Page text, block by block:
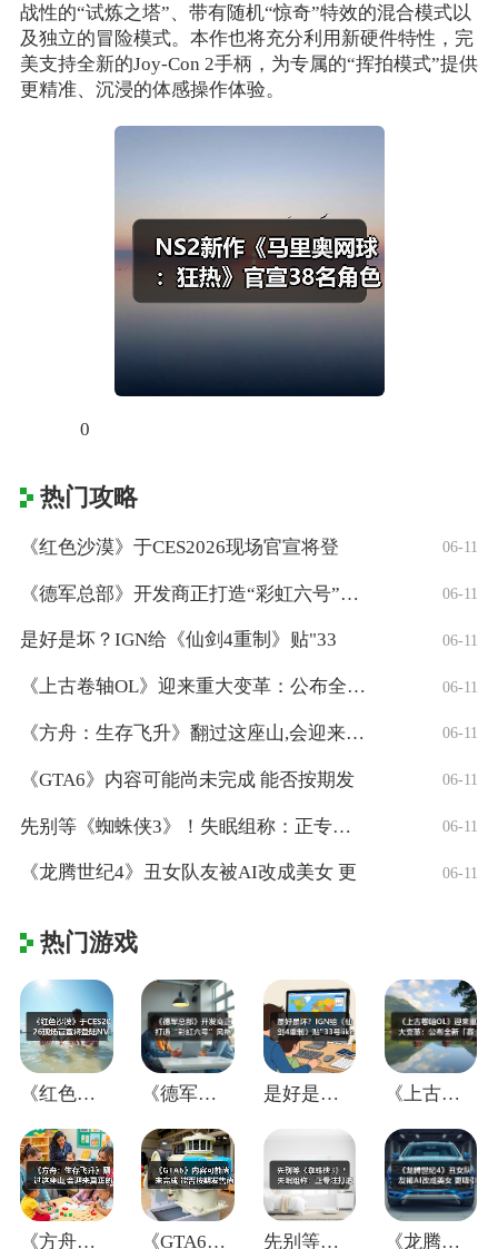
战性的“试炼之塔”、带有随机“惊奇”特效的混合模式以
及独立的冒险模式。本作也将充分利用新硬件特性，完
美支持全新的Joy-Con 2手柄，为专属的“挥拍模式”提供
更精准、沉浸的体感操作体验。
0
热门攻略
《红色沙漠》于CES2026现场官宣将登 06-11
《德军总部》开发商正打造“彩虹六号”风格 06-11
是好是坏？IGN给《仙剑4重制》贴"33 06-11
《上古卷轴OL》迎来重大变革：公布全新「 06-11
《方舟：生存飞升》翻过这座山,会迎来真正 06-11
《GTA6》内容可能尚未完成 能否按期发 06-11
先别等《蜘蛛侠3》！失眠组称：正专注打造 06-11
《龙腾世纪4》丑女队友被AI改成美女 更 06-11
热门游戏
《红色沙漠》于CES2026现场官宣将登 《德军总部》开发商正打造“彩虹六号”风格 是好是坏？IGN给《仙剑4重制》贴"33 《上古卷轴OL》迎来重大变革：公布全新「
《方舟：生存飞升》翻过这座山,会迎来真正 《GTA6》内容可能尚未完成 能否按期发 先别等《蜘蛛侠3》！失眠组称：正专注打造 《龙腾世纪4》丑女队友被AI改成美女 更